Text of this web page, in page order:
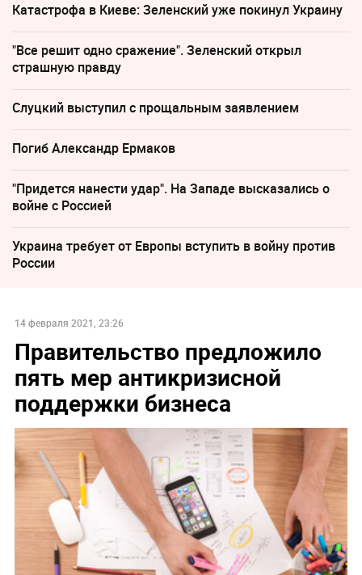
Катастрофа в Киеве: Зеленский уже покинул Украину
"Все решит одно сражение". Зеленский открыл
страшную правду
Слуцкий выступил с прощальным заявлением
Погиб Александр Ермаков
"Придется нанести удар". На Западе высказались о
войне с Россией
Украина требует от Европы вступить в войну против
России
14 февраля 2021, 23:26
Правительство предложило
пять мер антикризисной
поддержки бизнеса